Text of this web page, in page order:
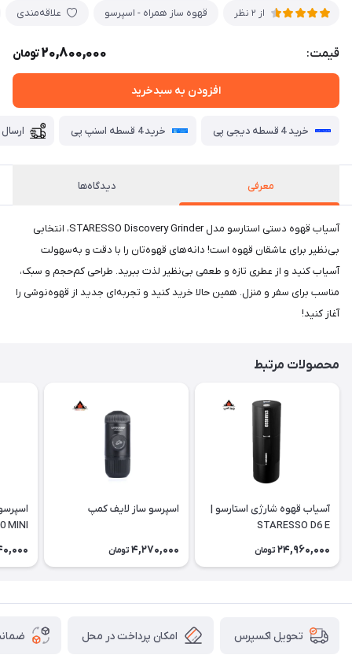
از 2 نظر قهوه ساز همراه - اسپرسو علاقه‌مندی
قیمت: 20,800,000تومان
افزودن به سبدخرید
خرید 4 قسطه دیجی پی خرید 4 قسطه اسنپ پی
معرفی دیدگاه‌ها
آسیاب قهوه دستی استارسو مدل STARESSO Discovery Grinder، انتخابی
بی‌نظیر برای عاشقان قهوه است! دانه‌های قهوه‌تان را با دقت و به‌سهولت
آسیاب کنید و از عطری تازه و طعمی بی‌نظیر لذت ببرید. طراحی کم‌حجم و سبک،
مناسب برای سفر و منزل. همین حالا خرید کنید و تجربه‌ای جدید از قهوه‌نوشی را
آغاز کنید!
محصولات مرتبط
آسیاب قهوه شارژی استارسو |
STARESSO D6 E
24,960,000 تومان
اسپرسو ساز لایف کمپ
4,270,000 تومان
MINI
تحویل اکسپرس امکان پرداخت در محل